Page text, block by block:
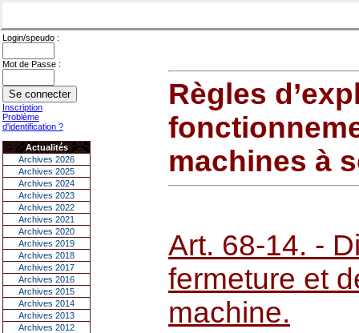
Login/speudo :
Mot de Passe :
Inscription
Problème
d'identification ?
Actualités
Archives 2026
Archives 2025
Archives 2024
Archives 2023
Archives 2022
Archives 2021
Archives 2020
Archives 2019
Archives 2018
Archives 2017
Archives 2016
Archives 2015
Archives 2014
Archives 2013
Archives 2012
Règles
machines à
Art. 68-14. -
fermeture et
machine.